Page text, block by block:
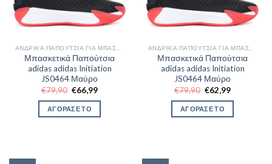
ΑΝΔΡΙΚΆ ΠΑΠΟΎΤΣΙΑ ΓΙΑ ΜΠΆΣΚΕΤ
Μπασκετικά Παπούτσια
adidas adidas Initiation
JS0464 Μαύρο
€79,90 Original
price
was:
€79,90.
€66,99Η
τιμή
€66,99.
ΑΓΟΡΑΣΕ ΤΟ
ΑΝΔΡΙΚΆ ΠΑΠΟΎΤΣΙΑ ΓΙΑ ΜΠΆΣΚΕΤ
Μπασκετικά Παπούτσια
adidas adidas Initiation
JS0464 Μαύρο
€79,90 Original
price
was:
€79,90.
€62,99Η
τιμή
€62,99.
ΑΓΟΡΑΣΕ ΤΟ